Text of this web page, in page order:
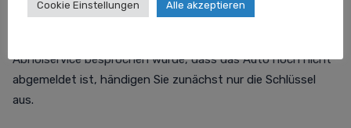
Erhalt IhrerAnfragenochmal auf. Dem Auto verschrotten
Abholservice besprochen wurde, dass das Auto noch nicht
abgemeldet ist, händigen Sie zunächst nur die Schlüssel
aus.
Cookie Einstellungen Alle akzeptieren